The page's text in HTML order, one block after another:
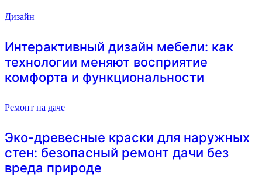
Дизайн
Интерактивный дизайн мебели: как
технологии меняют восприятие
комфорта и функциональности
Ремонт на даче
Эко-древесные краски для наружных
стен: безопасный ремонт дачи без
вреда природе